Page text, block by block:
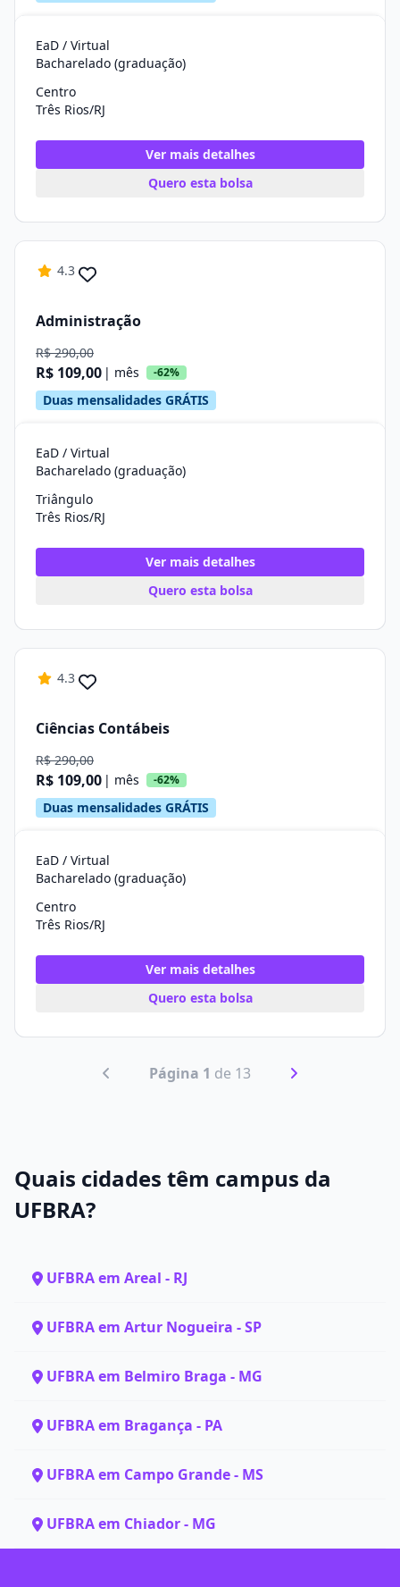
EaD / Virtual
Bacharelado (graduação)
Centro
Três Rios/RJ
Ver mais detalhes
Quero esta bolsa
4.3
Administração
R$ 290,00
R$ 109,00 | mês -62%
Duas mensalidades GRÁTIS
EaD / Virtual
Bacharelado (graduação)
Triângulo
Três Rios/RJ
Ver mais detalhes
Quero esta bolsa
4.3
Ciências Contábeis
R$ 290,00
R$ 109,00 | mês -62%
Duas mensalidades GRÁTIS
EaD / Virtual
Bacharelado (graduação)
Centro
Três Rios/RJ
Ver mais detalhes
Quero esta bolsa
Página 1 de 13
Quais cidades têm campus da
UFBRA?
UFBRA em Areal - RJ
UFBRA em Artur Nogueira - SP
UFBRA em Belmiro Braga - MG
UFBRA em Bragança - PA
UFBRA em Campo Grande - MS
UFBRA em Chiador - MG